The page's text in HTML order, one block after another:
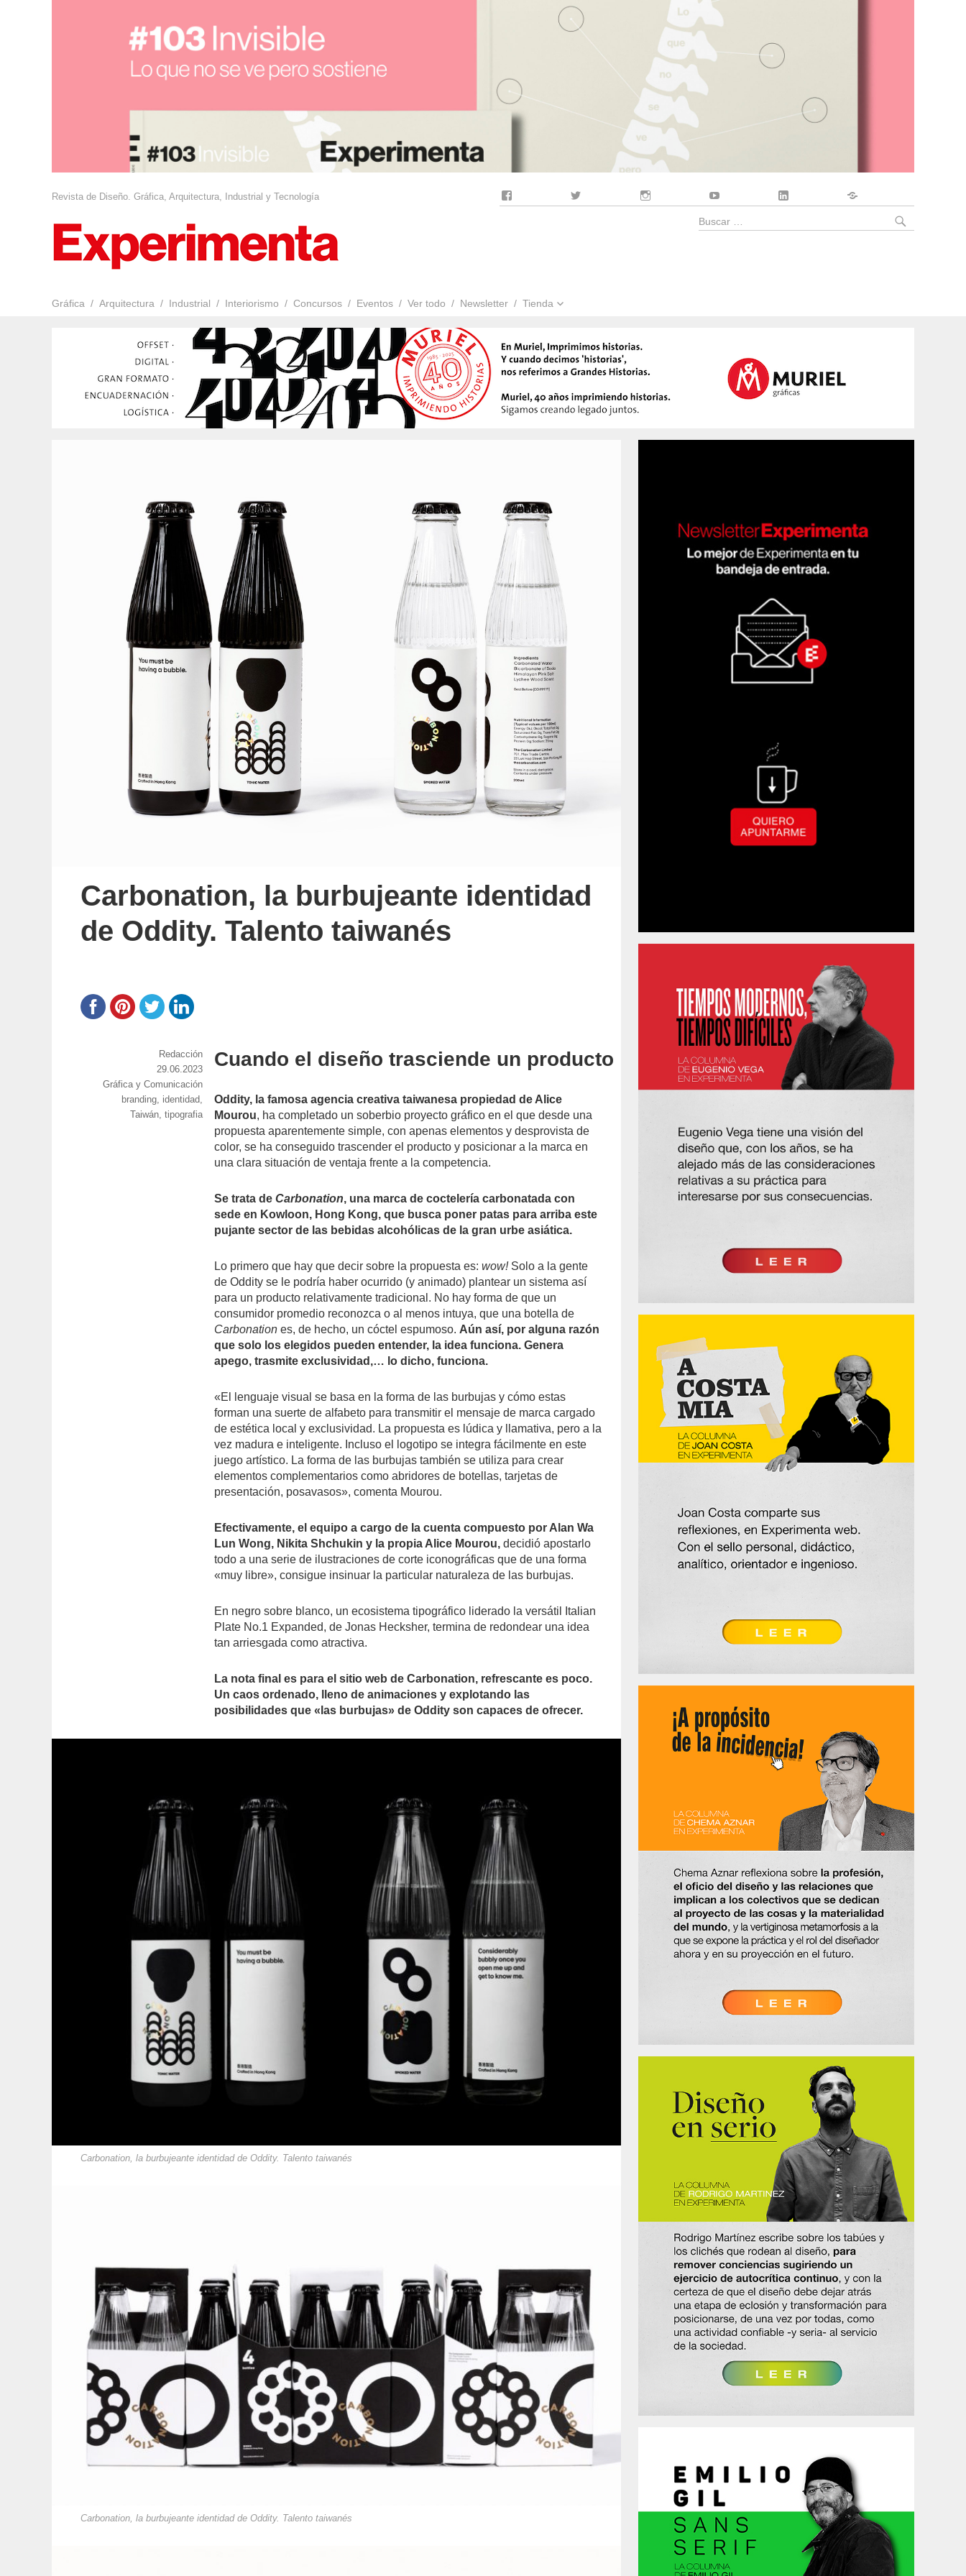
Revista de Diseño. Gráfica, Arquitectura, Industrial y Tecnología
Gráfica Arquitectura Industrial Interiorismo Concursos Eventos Ver todo Newsletter Tienda
Buscar
Carbonation, la burbujeante identidad
de Oddity. Talento taiwanés
Cuando el diseño trasciende un producto
Oddity, la famosa agencia creativa taiwanesa propiedad de Alice
Mourou, ha completado un soberbio proyecto gráfico en el que desde una
propuesta aparentemente simple, con apenas elementos y desprovista de
color, se ha conseguido trascender el producto y posicionar a la marca en
una clara situación de ventaja frente a la competencia.
Se trata deCarbonation, una marca de coctelería carbonatada con
sede en Kowloon, Hong Kong, que busca poner patas para arriba este
pujante sector de las bebidas alcohólicas de la gran urbe asiática.
Lo primero que hay que decir sobre la propuesta es:wow!Solo a la gente
de Oddity se le podría haber ocurrido (y animado) plantear un sistema así
para un producto relativamente tradicional. No hay forma de que un
consumidor promedio reconozca o al menos intuya, que una botella de
Carbonation es, de hecho, un cóctel espumoso. Aún así, por alguna razón
que solo los elegidos pueden entender, la idea funciona. Genera
apego, trasmite exclusividad,… lo dicho, funciona.
«El lenguaje visual se basa en la forma de las burbujas y cómo estas
forman una suerte de alfabeto para transmitir el mensaje de marca cargado
de estética local y exclusividad. La propuesta es lúdica y llamativa, pero a la
vez madura e inteligente. Incluso el logotipo se integra fácilmente en este
juego artístico. La forma de las burbujas también se utiliza para crear
elementos complementarios como abridores de botellas, tarjetas de
presentación, posavasos», comenta Mourou.
Efectivamente, el equipo a cargo de la cuenta compuesto por Alan Wa
Lun Wong, Nikita Shchukin y la propia Alice Mourou, decidió apostarlo
todo a una serie de ilustraciones de corte iconográficas que de una forma
«muy libre», consigue insinuar la particular naturaleza de las burbujas.
En negro sobre blanco, un ecosistema tipográfico liderado la versátil Italian
Plate No.1 Expanded, de Jonas Hecksher, termina de redondear una idea
tan arriesgada como atractiva.
La nota final es para el sitio web de Carbonation, refrescante es poco.
Un caos ordenado, lleno de animaciones y explotando las
posibilidades que «las burbujas» de Oddity son capaces de ofrecer.
Carbonation, la burbujeante identidad de Oddity. Talento taiwanés
Carbonation, la burbujeante identidad de Oddity. Talento taiwanés
https://www.experimenta.es/author/redaccion/
Redacción
Publicado
el
29.06.2023
Categorías
Gráfica y Comunicación
Etiquetas
branding, identidad,
Taiwán,tipografia